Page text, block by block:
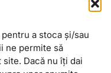
a stoca și/sau
ne permite să
Dacă nu îți dai